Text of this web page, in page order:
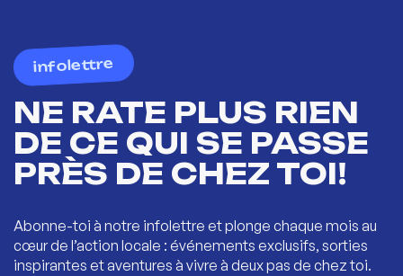
infolettre
NE RATE PLUS RIEN
DE CE QUI SE PASSE
PRÈS DE CHEZ TOI!
Abonne-toi à notre infolettre et plonge chaque mois au
cœur de l’action locale : événements exclusifs, sorties
inspirantes et aventures à vivre à deux pas de chez toi.